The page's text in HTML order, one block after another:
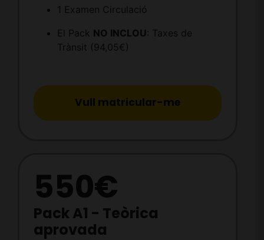
1 Examen Circulació
El Pack NO INCLOU : Taxes de
Trànsit (94,05€)
Vull matricular-me
550€
Pack A1 - Teòrica
aprovada